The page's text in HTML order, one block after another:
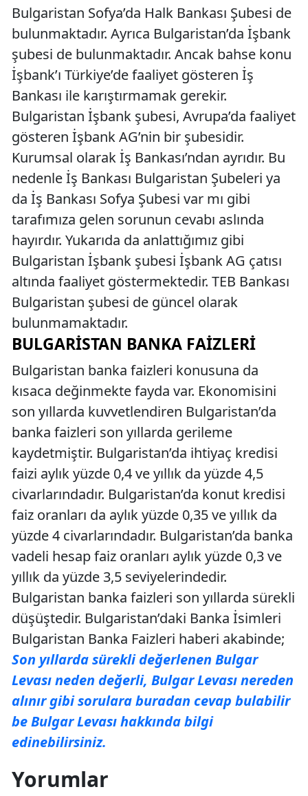
Bulgaristan Sofya’da Halk Bankası Şubesi de
bulunmaktadır. Ayrıca Bulgaristan’da İşbank
şubesi de bulunmaktadır. Ancak bahse konu
İşbank’ı Türkiye’de faaliyet gösteren İş
Bankası ile karıştırmamak gerekir.
Bulgaristan İşbank şubesi, Avrupa’da faaliyet
gösteren İşbank AG’nin bir şubesidir.
Kurumsal olarak İş Bankası’ndan ayrıdır. Bu
nedenle İş Bankası Bulgaristan Şubeleri ya
da İş Bankası Sofya Şubesi var mı gibi
tarafımıza gelen sorunun cevabı aslında
hayırdır. Yukarıda da anlattığımız gibi
Bulgaristan İşbank şubesi İşbank AG çatısı
altında faaliyet göstermektedir. TEB Bankası
Bulgaristan şubesi de güncel olarak
bulunmamaktadır.
BULGARISTAN BANKA FAIZLERI
Bulgaristan banka faizleri konusuna da
kısaca değinmekte fayda var. Ekonomisini
son yıllarda kuvvetlendiren Bulgaristan’da
banka faizleri son yıllarda gerileme
kaydetmiştir. Bulgaristan’da ihtiyaç kredisi
faizi aylık yüzde 0,4 ve yıllık da yüzde 4,5
civarlarındadır. Bulgaristan’da konut kredisi
faiz oranları da aylık yüzde 0,35 ve yıllık da
yüzde 4 civarlarındadır. Bulgaristan’da banka
vadeli hesap faiz oranları aylık yüzde 0,3 ve
yıllık da yüzde 3,5 seviyelerindedir.
Bulgaristan banka faizleri son yıllarda sürekli
düşüştedir. Bulgaristan’daki Banka İsimleri
Bulgaristan Banka Faizleri haberi akabinde;
Son yıllarda sürekli değerlenen Bulgar
Levası neden değerli, Bulgar Levası nereden
alınır gibi sorulara buradan cevap bulabilir
be Bulgar Levası hakkında bilgi
edinebilirsiniz.
Yorumlar